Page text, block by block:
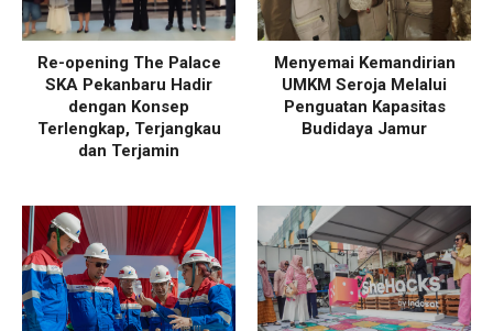
Re-opening The Palace
SKA Pekanbaru Hadir
dengan Konsep
Terlengkap, Terjangkau
dan Terjamin
Menyemai Kemandirian
UMKM Seroja Melalui
Penguatan Kapasitas
Budidaya Jamur